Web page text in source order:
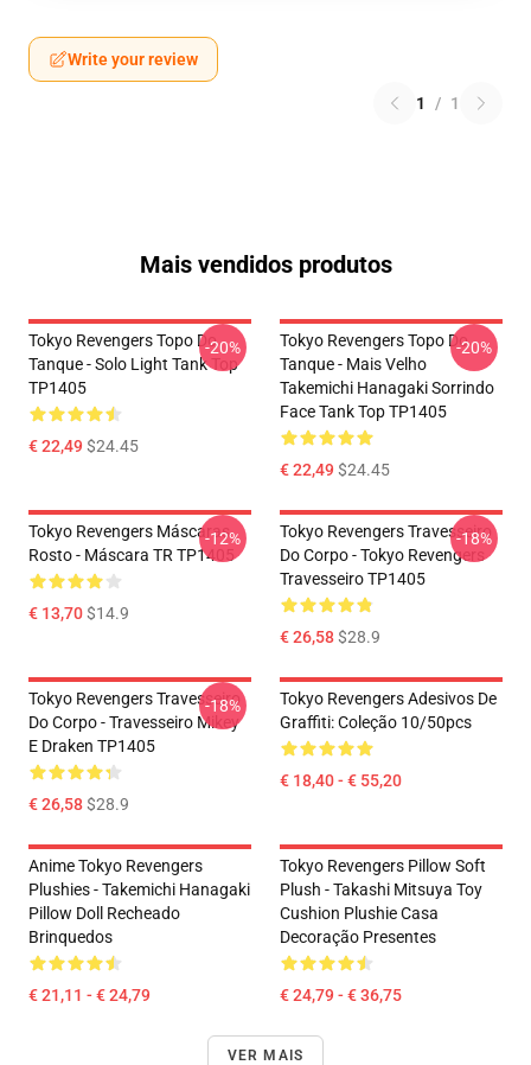
Write your review
1 / 1
Mais vendidos produtos
Tokyo Revengers Topo Do
Tanque - Solo Light Tank Top
TP1405
€ 22,49$24.45
-20%
Tokyo Revengers Topo Do
Tanque - Mais Velho
Takemichi Hanagaki Sorrindo
Face Tank Top TP1405
€ 22,49$24.45
-20%
Tokyo Revengers Máscaras
Rosto - Máscara TR TP1405
€ 13,70$14.9
-12%
Tokyo Revengers Travesseiro
Do Corpo - Tokyo Revengers
Travesseiro TP1405
€ 26,58$28.9
-18%
Tokyo Revengers Travesseiro
Do Corpo - Travesseiro Mikey
E Draken TP1405
€ 26,58$28.9
-18%
Tokyo Revengers Adesivos De
Graffiti: Coleção 10/50pcs
€ 18,40 - € 55,20
Anime Tokyo Revengers
Plushies - Takemichi Hanagaki
Pillow Doll Recheado
Brinquedos
€ 21,11 - € 24,79
Tokyo Revengers Pillow Soft
Plush - Takashi Mitsuya Toy
Cushion Plushie Casa
Decoração Presentes
€ 24,79 - € 36,75
VER MAIS